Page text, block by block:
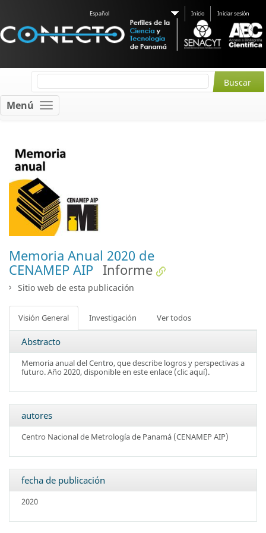
Español Inicio Iniciar sesión
Menú
Memoria Anual 2020 de
CENAMEP AIP Informe
Sitio web de esta publicación
Visión General Investigación Ver todos
Abstracto
Memoria anual del Centro, que describe logros y perspectivas a
futuro. Año 2020, disponible en este enlace (clic aquí).
autores
Centro Nacional de Metrología de Panamá (CENAMEP AIP)
fecha de publicación
2020